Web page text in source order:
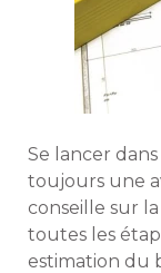
Se lancer
toujours une
conseille sur
toutes les
estimation du